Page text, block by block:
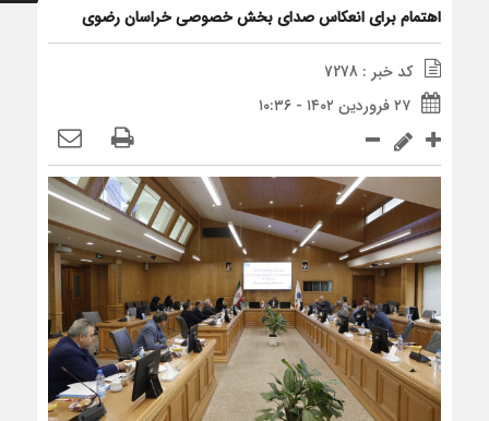
اهتمام برای انعکاس صدای بخش خصوصی خراسان رضوی
کد خبر : 7278
۲۷ فروردین ۱۴۰۲ - ۱۰:۳۶